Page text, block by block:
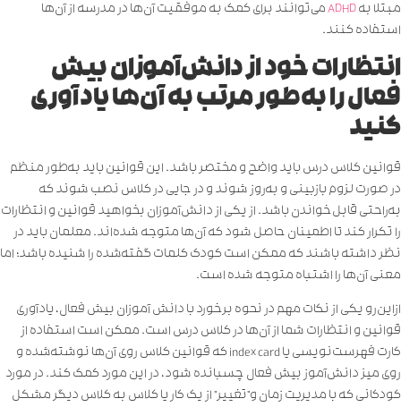
مبتلا بهADHDمی‌توانند برای کمک به موفقیت آن‌ها در مدرسه از آن‌ها
استفاده کنند.
انتظارات خود از دانش‌آموزان بیش
فعال را به‌طور مرتب به آن‌ها یادآوری
کنید
قوانین کلاس درس باید واضح و مختصر باشد. این قوانین باید به‌طور منظم
در صورت لزوم بازبینی و به‌روز شوند و در جایی در کلاس نصب شوند که
به‌راحتی قابل‌خواندن باشد. از یکی از دانش‌آموزان بخواهید قوانین و انتظارات
را تکرار کند تا اطمینان حاصل شود که آن‌ها متوجه شده‌اند. معلمان باید در
نظر داشته باشند که ممکن است کودک کلمات گفته‌شده را شنیده باشد؛ اما
معنی آن‌ها را اشتباه متوجه شده است.
ازاین‌رو یکی از نکات مهم در نحوه برخورد با دانش آموزان بیش فعال، یادآوری
قوانین و انتظارات شما از آن‌ها در کلاس درس است. ممکن است استفاده از
کارت فهرست‌نویسی یا index card که قوانین کلاس روی آن‌ها نوشته‌شده و
روی میز دانش‌آموز بیش فعال چسبانده شود، در این مورد کمک کند. در مورد
کودکانی که با مدیریت زمان و”تغییر” از یک کار یا کلاس به کلاس دیگر مشکل